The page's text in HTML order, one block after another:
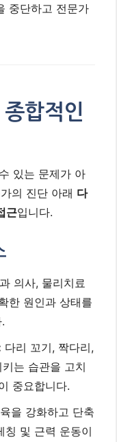
중단하고 전문가
합적인
있는 문제가 아
의 진단 아래 다
근입니다.
의사, 물리치료
한 원인과 상태를
다리 꼬기, 짝다리,
는 습관을 고치
중요합니다.
을 강화하고 단축
칭 및 근력 운동이